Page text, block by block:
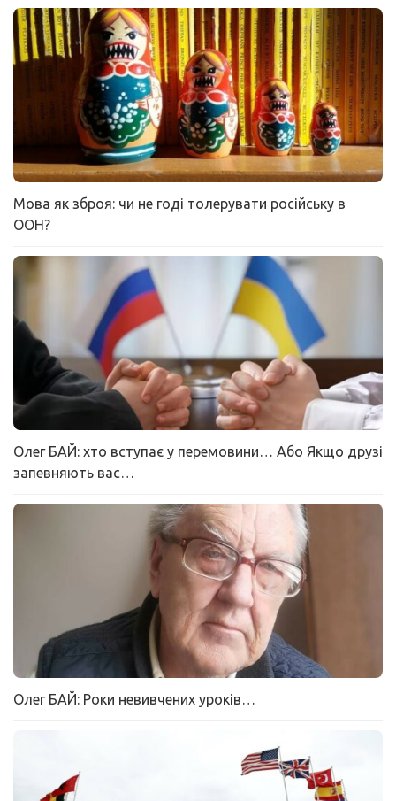
Мова як зброя: чи не годі толерувати російську в
ООН?
Олег БАЙ: хто вступає у перемовини… Або Якщо друзі
запевняють вас…
Олег БАЙ: Роки невивчених уроків…